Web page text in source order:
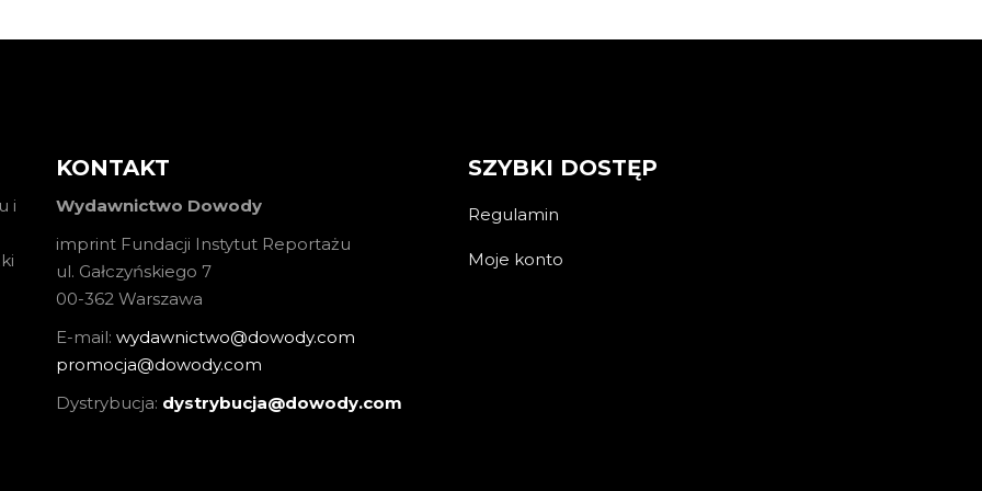
i
KONTAKT
Wydawnictwo Dowody
imprint Fundacji Instytut Reportażu
ul. Gałczyńskiego 7
00-362 Warszawa
E-mail: wydawnictwo@dowody.com
promocja@dowody.com
Dystrybucja: dystrybucja@dowody.com
SZYBKI DOSTĘP
Regulamin
Moje konto